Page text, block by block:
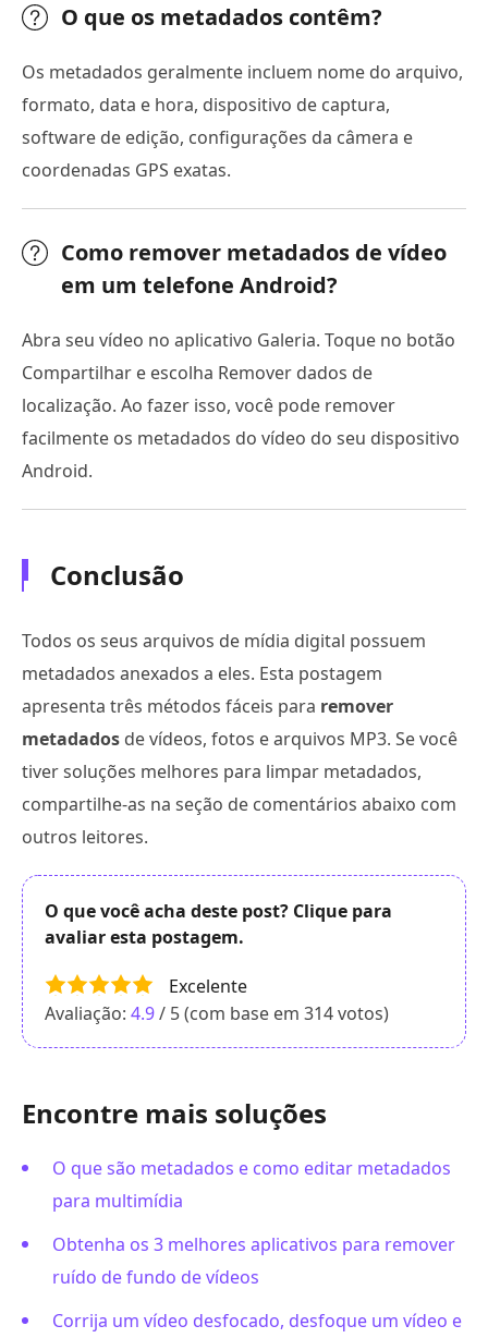
O que os metadados contêm?
Os metadados geralmente incluem nome do arquivo,
formato, data e hora, dispositivo de captura,
software de edição, configurações da câmera e
coordenadas GPS exatas.
Como remover metadados de vídeo
em um telefone Android?
Abra seu vídeo no aplicativo Galeria. Toque no botão
Compartilhar e escolha Remover dados de
localização. Ao fazer isso, você pode remover
facilmente os metadados do vídeo do seu dispositivo
Android.
Conclusão
Todos os seus arquivos de mídia digital possuem
metadados anexados a eles. Esta postagem
apresenta três métodos fáceis para remover
metadados de vídeos, fotos e arquivos MP3. Se você
tiver soluções melhores para limpar metadados,
compartilhe-as na seção de comentários abaixo com
outros leitores.
O que você acha deste post? Clique para
avaliar esta postagem.
Excelente
Avaliação: 4.9/ 5 (com base em 314votos)
Encontre mais soluções
O que são metadados e como editar metadados
para multimídia
Obtenha os 3 melhores aplicativos para remover
ruído de fundo de vídeos
Corrija um vídeo desfocado, desfoque um vídeo e